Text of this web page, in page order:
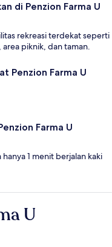
di Penzion Farma U
rekreasi terdekat seperti
piknik, dan taman.
Penzion Farma U
Farma U
1 menit berjalan kaki
U